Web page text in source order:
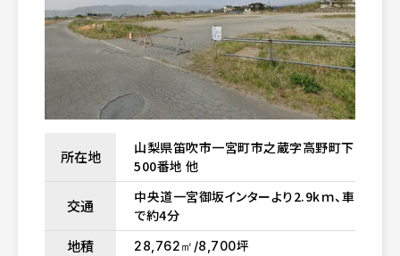
所在地
山梨県笛吹市一宮町市之蔵字高野町下
500番地 他
交通
中央道一宮御坂インターより2.9kｍ、車
で約4分
地積 28,762㎡/8,700坪